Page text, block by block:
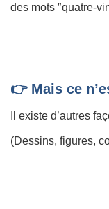
des mots ″quatre-
👉 Mais ce
Il existe d’autres
(Dessins, figures,